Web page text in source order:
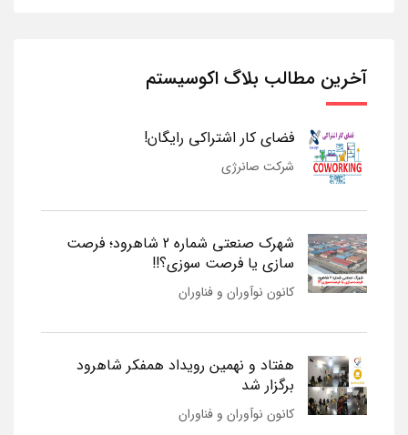
آخرین مطالب بلاگ اکوسیستم
فضای کار اشتراکی رایگان!
شرکت صانرژی
شهرک صنعتی شماره 2 شاهرود؛ فرصت
سازی یا فرصت سوزی؟!!
کانون نوآوران و فناوران
هفتاد و نهمین رویداد همفکر شاهرود
برگزار شد
کانون نوآوران و فناوران